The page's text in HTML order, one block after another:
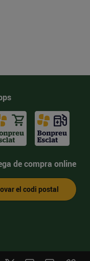
de compra online
el codi postal